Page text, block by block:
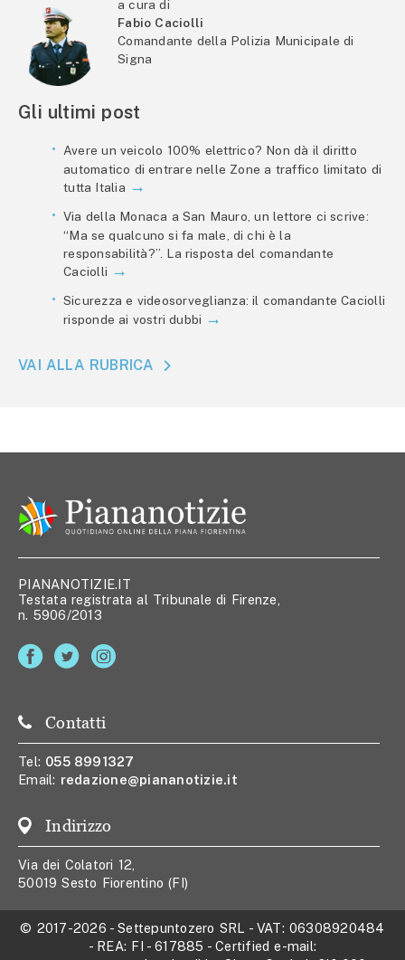
a cura di
Fabio Caciolli
Comandante della Polizia Municipale di
Signa
Gli ultimi post
Avere un veicolo 100% elettrico? Non dà il diritto
automatico di entrare nelle Zone a traffico limitato di
tutta Italia
Via della Monaca a San Mauro, un lettore ci scrive:
“Ma se qualcuno si fa male, di chi è la
responsabilità?”. La risposta del comandante
Caciolli
Sicurezza e videosorveglianza: il comandante Caciolli
risponde ai vostri dubbi
VAI ALLA RUBRICA
PIANANOTIZIE.IT
Testata registrata al Tribunale di Firenze,
n. 5906/2013
Contatti
Tel: 055 8991327
Email: redazione@piananotizie.it
Indirizzo
Via dei Colatori 12,
50019 Sesto Fiorentino (FI)
© 2017-2026 -Settepuntozero SRL - VAT: 06308920484
- REA: FI - 617885 - Certified e-mail: